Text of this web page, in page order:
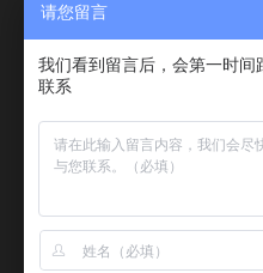
油液分析网
油液分析网
销商、代理
名人才及专
创造力、凝聚
请您留言
我们看到留言后，会第一时间
联系